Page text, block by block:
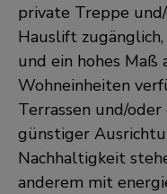
private Treppe
Hauslift
und ein hohes Maß
Wohneinheiten
Terrassen und/
günstiger
Nachhaltigkeit
anderem mit